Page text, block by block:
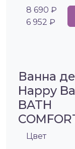
8 690 ₽
6 952 ₽
Ванна
Happy
BATH
Цвет